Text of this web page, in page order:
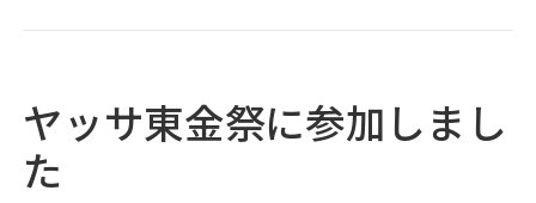
♯05
ヤッサ東金祭に参加しまし
た